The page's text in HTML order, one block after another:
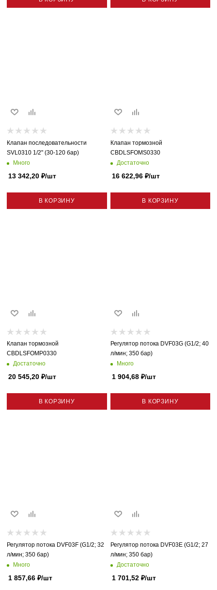
Клапан последовательности
SVL0310 1/2" (30-120 бар)
Много
13 342,20 ₽/шт
В КОРЗИНУ
Клапан тормозной
CBDLSFOMS0330
Достаточно
16 622,96₽/шт
В КОРЗИНУ
Клапан тормозной
CBDLSFOMP0330
Достаточно
20 545,20 ₽/шт
В КОРЗИНУ
Регулятор потока DVF03G (G1/2; 40
л/мин; 350 бар)
Много
1 904,68₽/шт
В КОРЗИНУ
Регулятор потока DVF03F (G1/2; 32
л/мин; 350 бар)
Много
1 857,66 ₽/шт
Регулятор потока DVF03E (G1/2; 27
л/мин; 350 бар)
Достаточно
1 701,52₽/шт